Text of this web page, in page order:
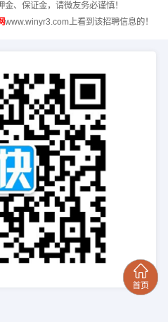
、保证金，请微友务必谨慎！
www.winyr3.com上看到该招聘信息的！